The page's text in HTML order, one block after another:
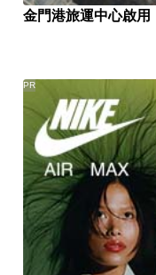
金門港旅運中心啟
PR